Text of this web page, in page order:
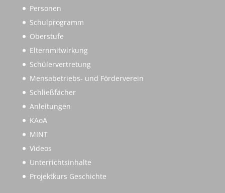
Personen
Schulprogramm
Oberstufe
Elternmitwirkung
Schülervertretung
Mensabetriebs- und Förderverein
Schließfächer
Anleitungen
KAoA
MINT
Videos
Unterrichtsinhalte
Projektkurs Geschichte